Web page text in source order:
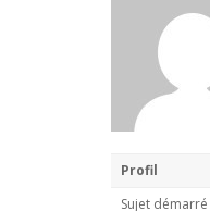
Profil
Sujet démarré